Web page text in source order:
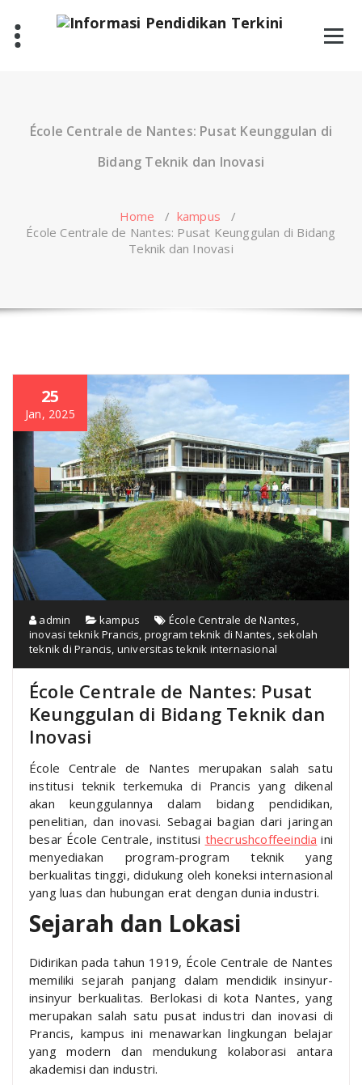
content
École Centrale de Nantes: Pusat Keunggulan di
Bidang Teknik dan Inovasi
Home / kampus /
École Centrale de Nantes: Pusat Keunggulan di Bidang
Teknik dan Inovasi
25
Jan, 2025
admin kampus École Centrale de Nantes,
inovasi teknik Prancis, program teknik di Nantes, sekolah
teknik di Prancis, universitas teknik internasional
École Centrale de Nantes: Pusat
Keunggulan di Bidang Teknik dan
Inovasi
École Centrale de Nantes merupakan salah satu
institusi teknik terkemuka di Prancis yang dikenal
akan keunggulannya dalam bidang pendidikan,
penelitian, dan inovasi. Sebagai bagian dari jaringan
besar École Centrale, institusi thecrushcoffeeindia ini
menyediakan program-program teknik yang
berkualitas tinggi, didukung oleh koneksi internasional
yang luas dan hubungan erat dengan dunia industri.
Sejarah dan Lokasi
Didirikan pada tahun 1919, École Centrale de Nantes
memiliki sejarah panjang dalam mendidik insinyur-
insinyur berkualitas. Berlokasi di kota Nantes, yang
merupakan salah satu pusat industri dan inovasi di
Prancis, kampus ini menawarkan lingkungan belajar
yang modern dan mendukung kolaborasi antara
akademisi dan industri.